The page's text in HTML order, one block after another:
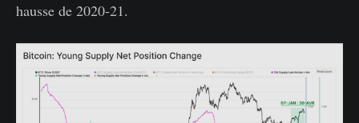
hausse de 2020-21.